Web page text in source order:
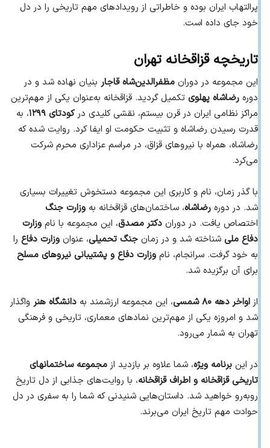
پرالتهاب ایران بوده و خاطراتی از رویدادهای مهم تاریخی را در دل
خود جای داده است.
تاریخچه قزاقخانه تهران
این مجموعه در دوران مظفرالدین‌شاه قاجار بنیان نهاده شد و در
دوره رضاشاه پهلوی تکمیل گردید. قزاقخانه به‌عنوان یکی از مهم‌ترین
مراکز نظامی ایران در قرن بیستم، نقشی کلیدی در کودتای ۱۲۹۹
، به
قدرت رسیدن رضاشاه و تثبیت حکومت او ایفا کرد. روایت شده که
رضاشاه، همراه با نیروهای قزاق، در مراسم عزاداری محرم شرکت
می‌کرد.
با گذر زمان، نام و کاربری این مجموعه دستخوش تغییرات بسیاری
شد. در دوره رضاشاه، ساختمان‌های قزاقخانه به وزارت جنگ
اختصاص یافت. در دوران دکتر مصدق، این مجموعه با نام وزارت
دفاع ملی شناخته شد و در زمان جنگ تحمیلی، عنوان وزارت دفاع را
به خود گرفت. سرانجام، نام وزارت دفاع و پشتیبانی نیروهای مسلح
برای آن برگزیده شد.
از اواخر دهه ۸۰ شمسی ، این مجموعه ارزشمند به دانشگاه هنر واگذار
شد و امروزه یکی از مهم‌ترین نمادهای معماری، تاریخی و فرهنگی
تهران به شمار می‌رود.
در این برنامه ویژه، شما علاوه بر بازدید از مجموعه ساختمانهای
تاریخی قزاقخانه و اطراف قزاقخانه، با روایت‌های جذابی از دل تاریخ
روبه‌رو خواهید شد. داستان‌هایی شنیدنی که شما را به سفری در دل
حوادث مهم تاریخ ایران می‌برند.